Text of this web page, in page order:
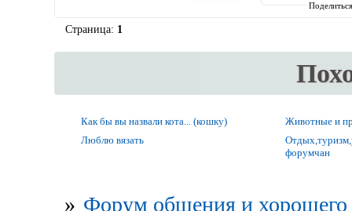
Страница: 1
Как бы вы назвали кота... (кошку)
Животные и
Люблю вязать
форумчан
» Форум общения и хорошего